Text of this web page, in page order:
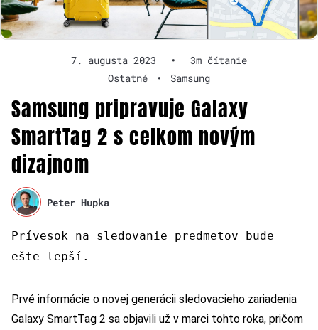
7. augusta 2023 •
3m čítanie
Ostatné
• Samsung
Samsung pripravuje Galaxy
SmartTag 2 s celkom novým
dizajnom
Peter Hupka
Prívesok na sledovanie predmetov bude
ešte lepší.
Prvé informácie o novej generácii sledovacieho zariadenia
Galaxy SmartTag 2 sa objavili už v marci tohto roka, pričom